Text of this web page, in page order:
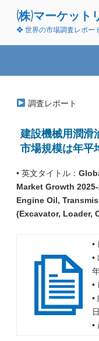
ン
(株)マーケット
❖ 世界の市場調査レポー
調査レポート
建設機械用潤滑
市場規模は年平
• 英文タイトル：
Market Growth
Engine Oil,
(Excavator, Loader,
•
•
•
•
•